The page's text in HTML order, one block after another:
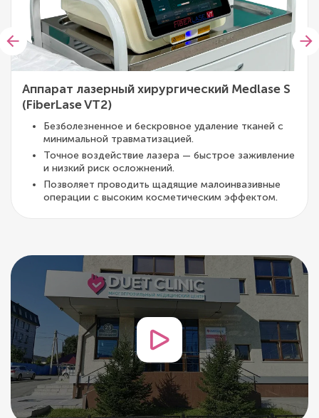
Аппарат лазерный хирургический Medlase S
(FiberLase VT2)
Безболезненное и бескровное удаление тканей с
минимальной травматизацией.
Точное воздействие лазера — быстрое заживление
и низкий риск осложнений.
Позволяет проводить щадящие малоинвазивные
операции с высоким косметическим эффектом.